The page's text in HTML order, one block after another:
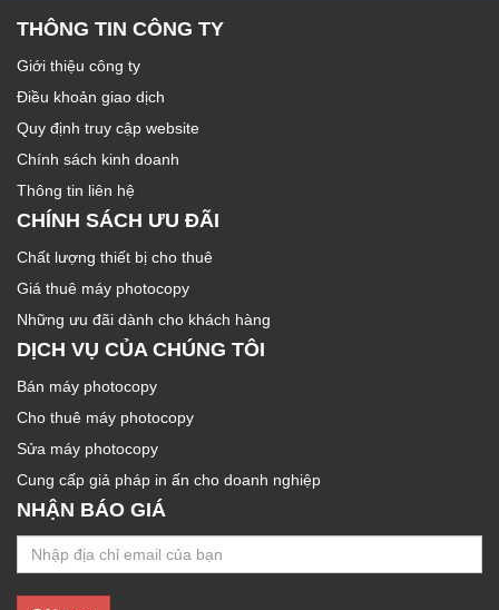
THÔNG TIN CÔNG TY
Giới thiệu công ty
Điều khoản giao dịch
Quy định truy cập website
Chính sách kinh doanh
Thông tin liên hệ
CHÍNH SÁCH ƯU ĐÃI
Chất lượng thiết bị cho thuê
Giá thuê máy photocopy
Những ưu đãi dành cho khách hàng
DỊCH VỤ CỦA CHÚNG TÔI
Bán máy photocopy
Cho thuê máy photocopy
Sửa máy photocopy
Cung cấp giả pháp in ấn cho doanh nghiệp
NHẬN BÁO GIÁ